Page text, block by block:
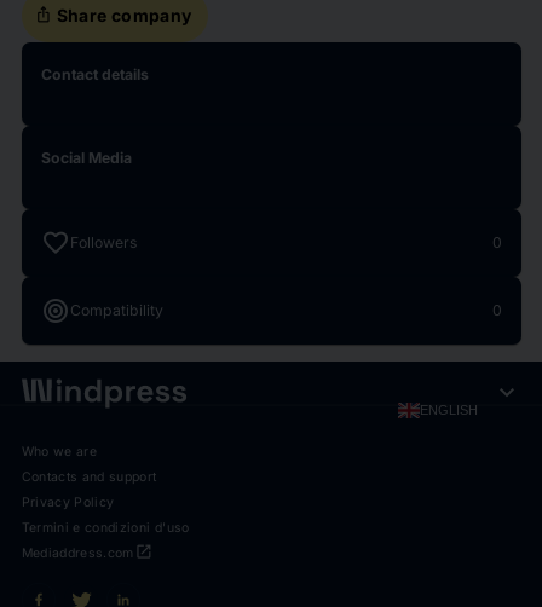
ios_share Share company
Contact details
Social Media
favorite Followers 0
target Compatibility 0
ENGLISH expand_more
Who we are
Contacts and support
Privacy Policy
Termini e condizioni d'uso
open_in_new
Mediaddress.com